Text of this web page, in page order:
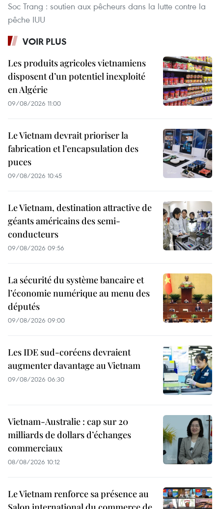
Soc Trang : soutien aux pêcheurs dans la lutte contre la
pêche IUU
VOIR PLUS
Les produits agricoles vietnamiens
disposent d’un potentiel inexploité
en Algérie
09/08/2026 11:00
Le Vietnam devrait prioriser la
fabrication et l’encapsulation des
puces
09/08/2026 10:45
Le Vietnam, destination attractive de
géants américains des semi-
conducteurs
09/08/2026 09:56
La sécurité du système bancaire et
l’économie numérique au menu des
députés
09/08/2026 09:00
Les IDE sud-coréens devraient
augmenter davantage au Vietnam
09/08/2026 06:30
Vietnam-Australie : cap sur 20
milliards de dollars d’échanges
commerciaux
08/08/2026 10:12
Le Vietnam renforce sa présence au